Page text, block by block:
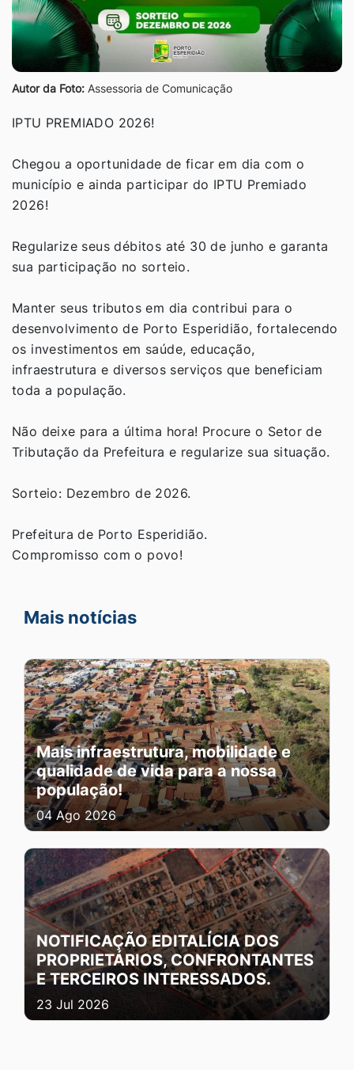
Autor da Foto: Assessoria de Comunicação
IPTU PREMIADO 2026!
Chegou a oportunidade de ficar em dia com o
município e ainda participar do IPTU Premiado
2026!
Regularize seus débitos até 30 de junho e garanta
sua participação no sorteio.
Manter seus tributos em dia contribui para o
desenvolvimento de Porto Esperidião, fortalecendo
os investimentos em saúde, educação,
infraestrutura e diversos serviços que beneficiam
toda a população.
Não deixe para a última hora! Procure o Setor de
Tributação da Prefeitura e regularize sua situação.
Sorteio: Dezembro de 2026.
Prefeitura de Porto Esperidião.
Compromisso com o povo!
Mais notícias
Mais infraestrutura, mobilidade e
qualidade de vida para a nossa
população!
04 Ago 2026
NOTIFICAÇÃO EDITALÍCIA DOS
PROPRIETÁRIOS, CONFRONTANTES
E TERCEIROS INTERESSADOS.
23 Jul 2026